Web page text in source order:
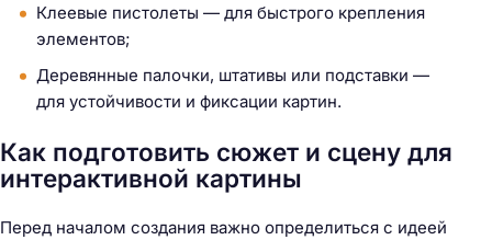
Клеевые пистолеты — для быстрого крепления
элементов;
Деревянные палочки, штативы или подставки —
для устойчивости и фиксации картин.
Как подготовить сюжет и сцену для
интерактивной картины
Перед началом создания важно определиться с идеей